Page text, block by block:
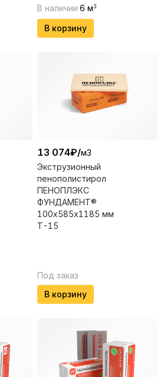
В наличии 6 м 3
В корзину
13 074₽/м3
Экструзионный
пенополистирол
ПЕНОПЛЭКС
ФУНДАМЕНТ®
100х585х1185 мм
Т-15
Под заказ
В корзину